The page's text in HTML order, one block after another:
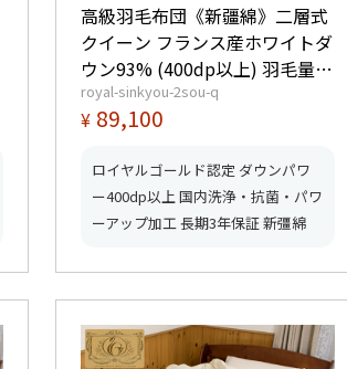
高級羽毛布団《新疆綿》二層式
クイーン フランス産ホワイトダ
ウン93% (400dp以上) 羽毛量
2.0kg 【5つ星ロイヤルゴールド
取得】【グッドふとんマーク取
royal-sinkyou-2sou-q
¥ 89,100
ロイヤルゴールド認定 ダウンパワ
ー400dp以上 国内洗浄・抗菌・パワ
ーアップ加工 長期3年保証 新彊綿